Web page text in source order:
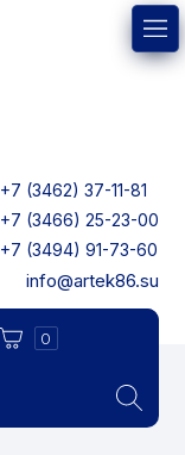
+7 (3462) 37-11-81
+7 (3466) 25-23-00
+7 (3494) 91-73-60
info@artek86.su
0